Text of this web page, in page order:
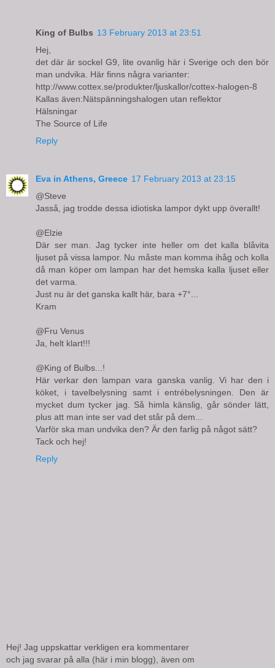
King of Bulbs 13 February 2013 at 23:51
Hej,
det där är sockel G9, lite ovanlig här i Sverige och den bör
man undvika. Här finns några varianter:
http://www.cottex.se/produkter/ljuskallor/cottex-halogen-8
Kallas även:Nätspänningshalogen utan reflektor
Hälsningar
The Source of Life
Reply
Eva in Athens, Greece 17 February 2013 at 23:15
@Steve
Jasså, jag trodde dessa idiotiska lampor dykt upp överallt!
@Elzie
Där ser man. Jag tycker inte heller om det kalla blåvita
ljuset på vissa lampor. Nu måste man komma ihåg och kolla
då man köper om lampan har det hemska kalla ljuset eller
det varma.
Just nu är det ganska kallt här, bara +7°...
Kram
@Fru Venus
Ja, helt klart!!!
@King of Bulbs...!
Här verkar den lampan vara ganska vanlig. Vi har den i
köket, i tavelbelysning samt i entrébelysningen. Den är
mycket dum tycker jag. Så himla känslig, går sönder lätt,
plus att man inte ser vad det står på dem...
Varför ska man undvika den? Är den farlig på något sätt?
Tack och hej!
Reply
Hej! Jag uppskattar verkligen era kommentarer
och jag svarar på alla (här i min blogg), även om